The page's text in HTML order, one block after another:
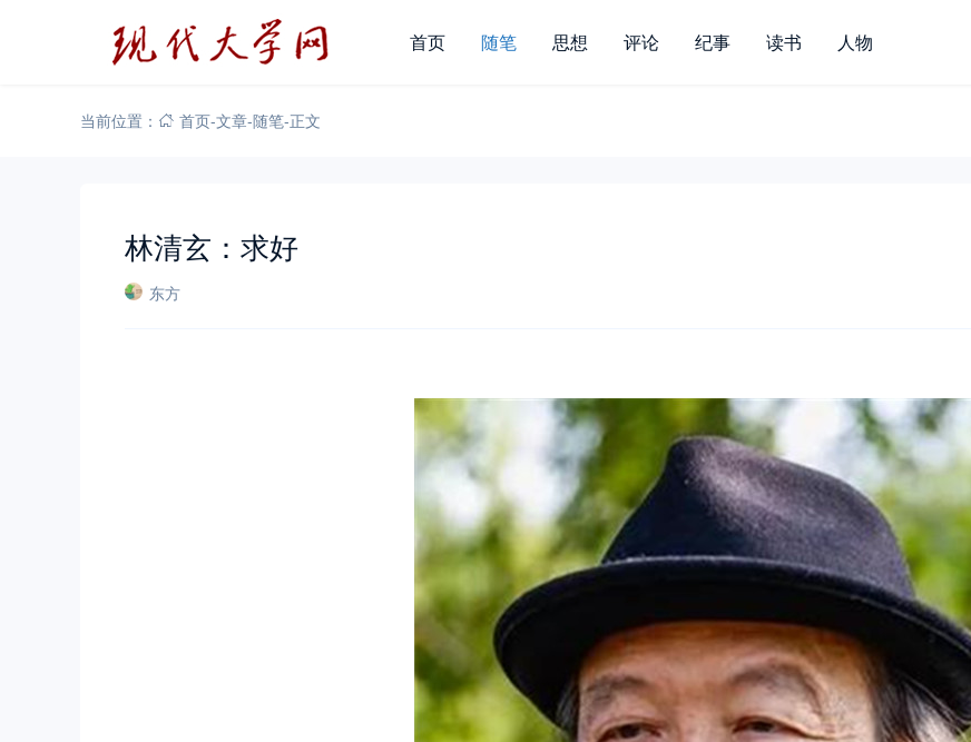
首页 随笔 思想 评论 纪事 读书 人物
当前位置： 首页-文章-随笔-正文
林清玄：求好
东方